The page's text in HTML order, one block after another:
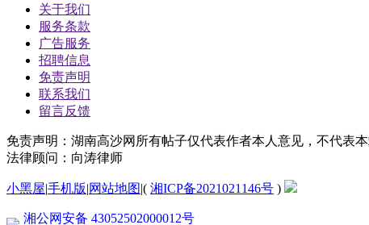
关于我们
服务条款
广告服务
招聘信息
免责声明
联系我们
留言反馈
免责声明：湖南高沙网所有帖子仅代表作者本人意见，不代表
法律顾问：向涛律师
小黑屋|手机版|网站地图|( 湘ICP备2021021146号 )
湘公网安备 43052502000012号